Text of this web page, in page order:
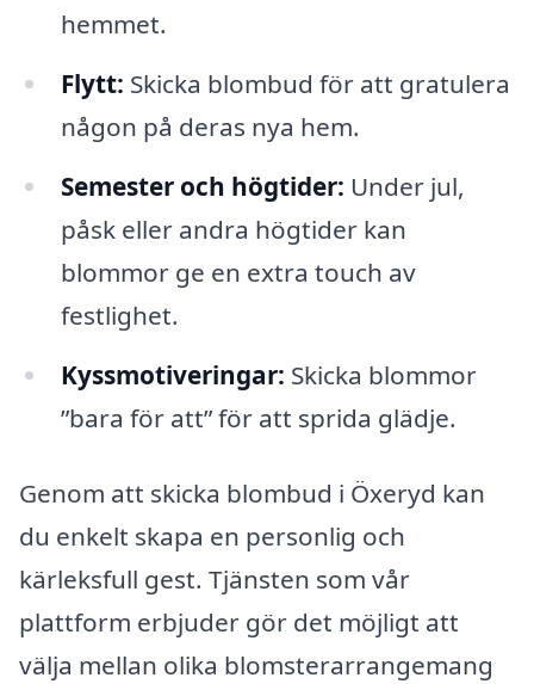
hemmet.
Flytt: Skicka blombud för att gratulera
någon på deras nya hem.
Semester och högtider: Under jul,
påsk eller andra högtider kan
blommor ge en extra touch av
festlighet.
Kyssmotiveringar: Skicka blommor
”bara för att” för att sprida glädje.
Genom att skicka blombud i Öxeryd kan
du enkelt skapa en personlig och
kärleksfull gest. Tjänsten som vår
plattform erbjuder gör det möjligt att
välja mellan olika blomsterarrangemang